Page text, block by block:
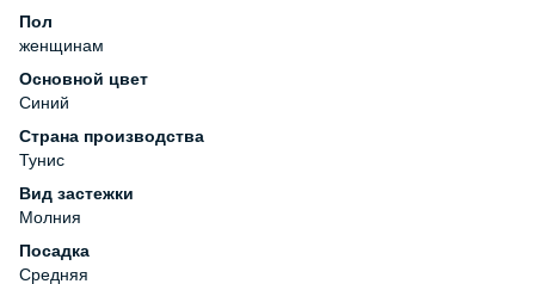
Пол
женщинам
Основной цвет
Синий
Страна производства
Тунис
Вид застежки
Молния
Посадка
Средняя